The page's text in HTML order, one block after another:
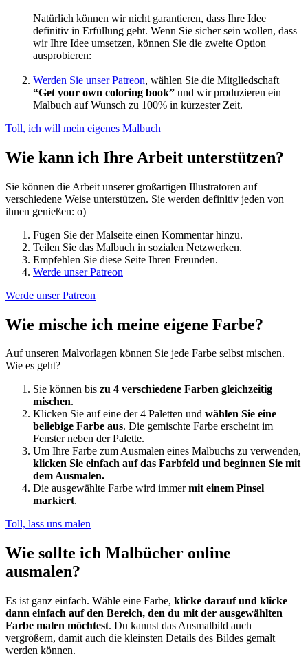
Natürlich können wir nicht garantieren, dass Ihre Idee
definitiv in Erfüllung geht. Wenn Sie sicher sein wollen, dass
wir Ihre Idee umsetzen, können Sie die zweite Option
ausprobieren:
Werden Sie unser Patreon, wählen Sie die Mitgliedschaft
“Get your own coloring book” und wir produzieren ein
Malbuch auf Wunsch zu 100% in kürzester Zeit.
Toll, ich will mein eigenes Malbuch
Wie kann ich Ihre Arbeit unterstützen?
Sie können die Arbeit unserer großartigen Illustratoren auf
verschiedene Weise unterstützen. Sie werden definitiv jeden von
ihnen genießen: o)
Fügen Sie der Malseite einen Kommentar hinzu.
Teilen Sie das Malbuch in sozialen Netzwerken.
Empfehlen Sie diese Seite Ihren Freunden.
Werde unser Patreon
Werde unser Patreon
Wie mische ich meine eigene Farbe?
Auf unseren Malvorlagen können Sie jede Farbe selbst mischen.
Wie es geht?
Sie können bis zu 4 verschiedene Farben gleichzeitig
mischen.
Klicken Sie auf eine der 4 Paletten und wählen Sie eine
beliebige Farbe aus. Die gemischte Farbe erscheint im
Fenster neben der Palette.
Um Ihre Farbe zum Ausmalen eines Malbuchs zu verwenden,
klicken Sie einfach auf das Farbfeld und beginnen Sie mit
dem Ausmalen.
Die ausgewählte Farbe wird immermit einem Pinsel
markiert.
Toll, lass uns malen
Wie sollte ich Malbücher online
ausmalen?
Es ist ganz einfach. Wähle eine Farbe, klicke darauf und klicke
dann einfach auf den Bereich, den du mit der ausgewählten
Farbe malen möchtest. Du kannst das Ausmalbild auch
vergrößern, damit auch die kleinsten Details des Bildes gemalt
werden können.